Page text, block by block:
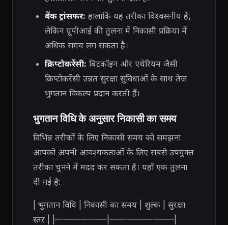
बैंक ट्रांसफर: हालांकि यह तरीका विश्वसनीय है,
लेकिन यूपीआई की तुलना में निकासी प्रक्रिया में
अधिक समय लग सकता है।
क्रिप्टोकरेंसी: बिटकॉइन और एथेरियम जैसी
क्रिप्टोकरेंसी उन्नत सुरक्षा सुविधाओं के साथ तेज़
भुगतान विकल्प प्रदान करती हैं।
भुगतान विधि के अनुसार निकासी का समय
विभिन्न तरीकों के लिए निकासी समय को समझना
आपको अपनी आवश्यकताओं के लिए सबसे उपयुक्त
तरीका चुनने में मदद कर सकता है। यहाँ एक तुलना
दी गई है:
| भुगतान विधि | निकासी का समय | शुल्क | सुरक्षा
स्तर | |——————|———————–|